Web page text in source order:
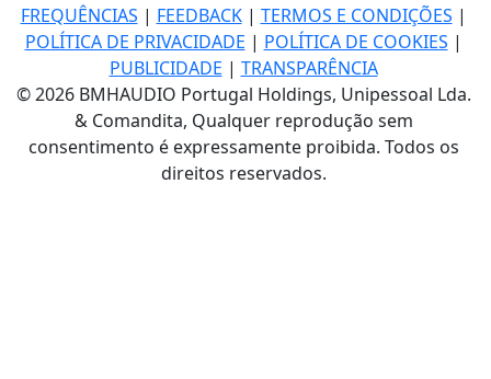
FREQUÊNCIAS | FEEDBACK| TERMOS E CONDIÇÕES |
POLÍTICA DE PRIVACIDADE | POLÍTICA DE COOKIES |
PUBLICIDADE | TRANSPARÊNCIA
© 2026 BMHAUDIO Portugal Holdings, Unipessoal Lda.
& Comandita, Qualquer reprodução sem
consentimento é expressamente proibida. Todos os
direitos reservados.